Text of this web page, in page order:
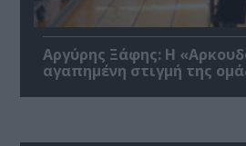
Αργύρης Ξάφης: Η
αγαπημένη στιγμή της